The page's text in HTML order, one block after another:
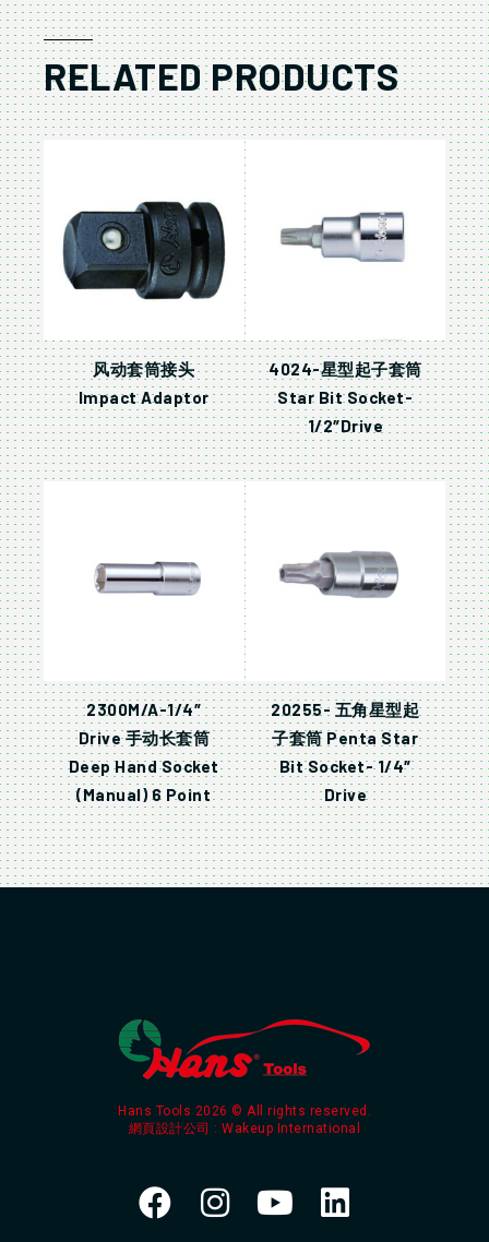
RELATED PRODUCTS
风动套筒接头
Impact Adaptor
4024-星型起子套筒
Star Bit Socket-
1/2″Drive
2300M/A-1/4″
Drive 手动长套筒
Deep Hand Socket
(Manual) 6 Point
20255- 五角星型起
子套筒 Penta Star
Bit Socket- 1/4″
Drive
Hans Tools 2026 © All rights reserved.
網頁設計公司 : Wakeup International